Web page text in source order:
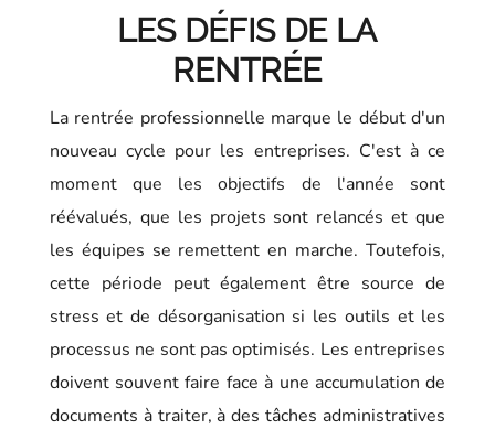
LES DÉFIS DE LA
RENTRÉE
La rentrée professionnelle marque le début d'un
nouveau cycle pour les entreprises. C'est à ce
moment que les objectifs de l'année sont
réévalués, que les projets sont relancés et que
les équipes se remettent en marche. Toutefois,
cette période peut également être source de
stress et de désorganisation si les outils et les
processus ne sont pas optimisés. Les entreprises
doivent souvent faire face à une accumulation de
documents à traiter, à des tâches administratives